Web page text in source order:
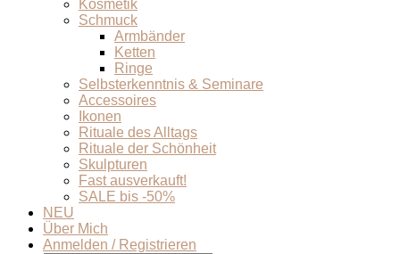
Kosmetik
Schmuck
Armbänder
Ketten
Ringe
Selbsterkenntnis & Seminare
Accessoires
Ikonen
Rituale des Alltags
Rituale der Schönheit
Skulpturen
Fast ausverkauft!
SALE bis -50%
NEU
Über Mich
Anmelden / Registrieren